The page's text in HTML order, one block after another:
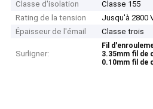
Classe d'isolation
Classe 155
Rating de la tension
Jusqu'à 2800
Épaisseur de l'émail
Classe trois
Surligner:
Fil
3.35mm fil de
0.10mm fil de